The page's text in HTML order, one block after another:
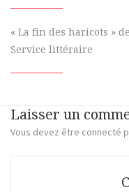
« La fin des haricots »
Service littéraire
Laisser un
Vous devez être connecté